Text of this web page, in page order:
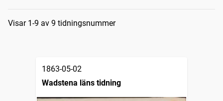
Sökresultat
Visar 1-9 av 9 tidningsnummer
1863-05-02
Wadstena läns tidning